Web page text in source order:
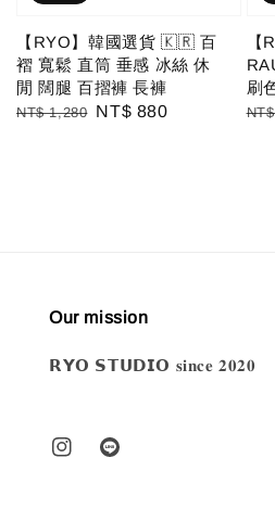
【RYO】韓國選貨 🇰🇷 百
褶 寬鬆 直筒 垂感 冰絲 休
閒 闊腿 百摺褲 長褲
Regular
NT$ 1,280 Sale
NT$ 880
刷
Our mission
𝗥𝗬𝗢 𝗦𝗧𝗨𝗗𝗜𝗢 𝐬𝐢𝐧𝐜𝐞 𝟐𝟎𝟐𝟎